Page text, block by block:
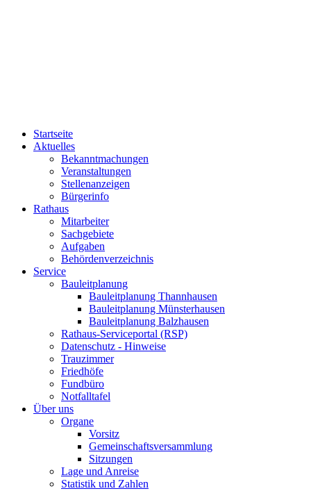
Startseite
Aktuelles
Bekanntmachungen
Veranstaltungen
Stellenanzeigen
Bürgerinfo
Rathaus
Mitarbeiter
Sachgebiete
Aufgaben
Behördenverzeichnis
Service
Bauleitplanung
Bauleitplanung Thannhausen
Bauleitplanung Münsterhausen
Bauleitplanung Balzhausen
Rathaus-Serviceportal (RSP)
Datenschutz - Hinweise
Trauzimmer
Friedhöfe
Fundbüro
Notfalltafel
Über uns
Organe
Vorsitz
Gemeinschaftsversammlung
Sitzungen
Lage und Anreise
Statistik und Zahlen